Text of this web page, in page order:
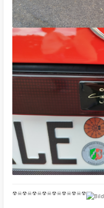
☢☠☢☠☢☠☢☠☢☠☢☠☢☠☢